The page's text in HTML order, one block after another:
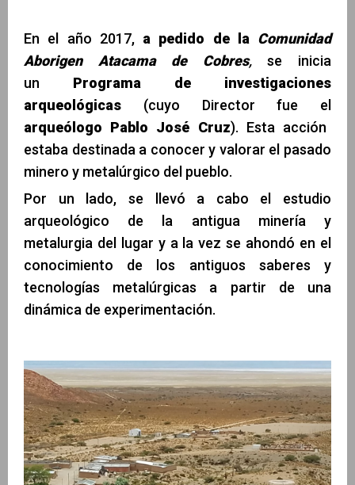
En el año 2017,a pedido de la Comunidad
Aborigen Atacama de Cobres,se inicia
un Programa de investigaciones
arqueológicas (cuyo Director fue el
arqueólogo Pablo José Cruz). Esta acción
estaba destinada a conocer y valorar el pasado
minero y metalúrgico del pueblo.
Por un lado, se llevó a cabo el estudio
arqueológico de la antigua minería y
metalurgia del lugar y a la vez se ahondó en el
conocimiento de los antiguos saberes y
tecnologías metalúrgicas a partir de una
dinámica de experimentación.